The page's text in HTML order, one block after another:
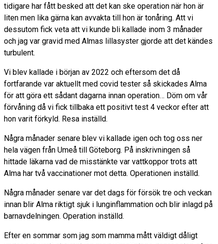
tidigare har fått besked att det kan ske operation när hon är
liten men lika gärna kan avvakta till hon är tonåring. Att vi
dessutom fick veta att vi kunde bli kallade inom 3 månader
och jag var gravid med Almas lillasyster gjorde att det kändes
turbulent.
Vi blev kallade i början av 2022 och eftersom det då
fortfarande var aktuellt med covid tester så skickades Alma
för att göra ett sådant dagarna innan operation… Döm om vår
förvåning då vi fick tillbaka ett positivt test 4 veckor efter att
hon varit förkyld. Resa inställd.
Några månader senare blev vi kallade igen och tog oss ner
hela vägen från Umeå till Göteborg. På inskrivningen så
hittade läkarna vad de misstänkte var vattkoppor trots att
Alma har två vaccinationer mot detta. Operationen inställd.
Några månader senare var det dags för försök tre och veckan
innan blir Alma riktigt sjuk i lunginflammation och blir inlagd på
barnavdelningen. Operation inställd.
Efter en sommar som jag som mamma mått väldigt dåligt